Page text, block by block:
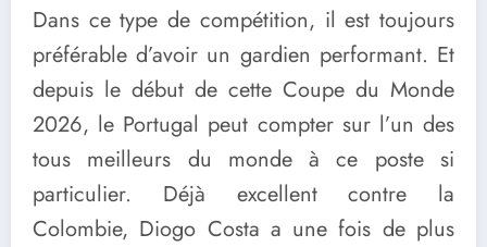
Dans ce type de compétition, il est toujours
préférable d’avoir un gardien performant. Et
depuis le début de cette Coupe du Monde
2026, le Portugal peut compter sur l’un des
tous meilleurs du monde à ce poste si
particulier. Déjà excellent contre la
Colombie, Diogo Costa a une fois de plus